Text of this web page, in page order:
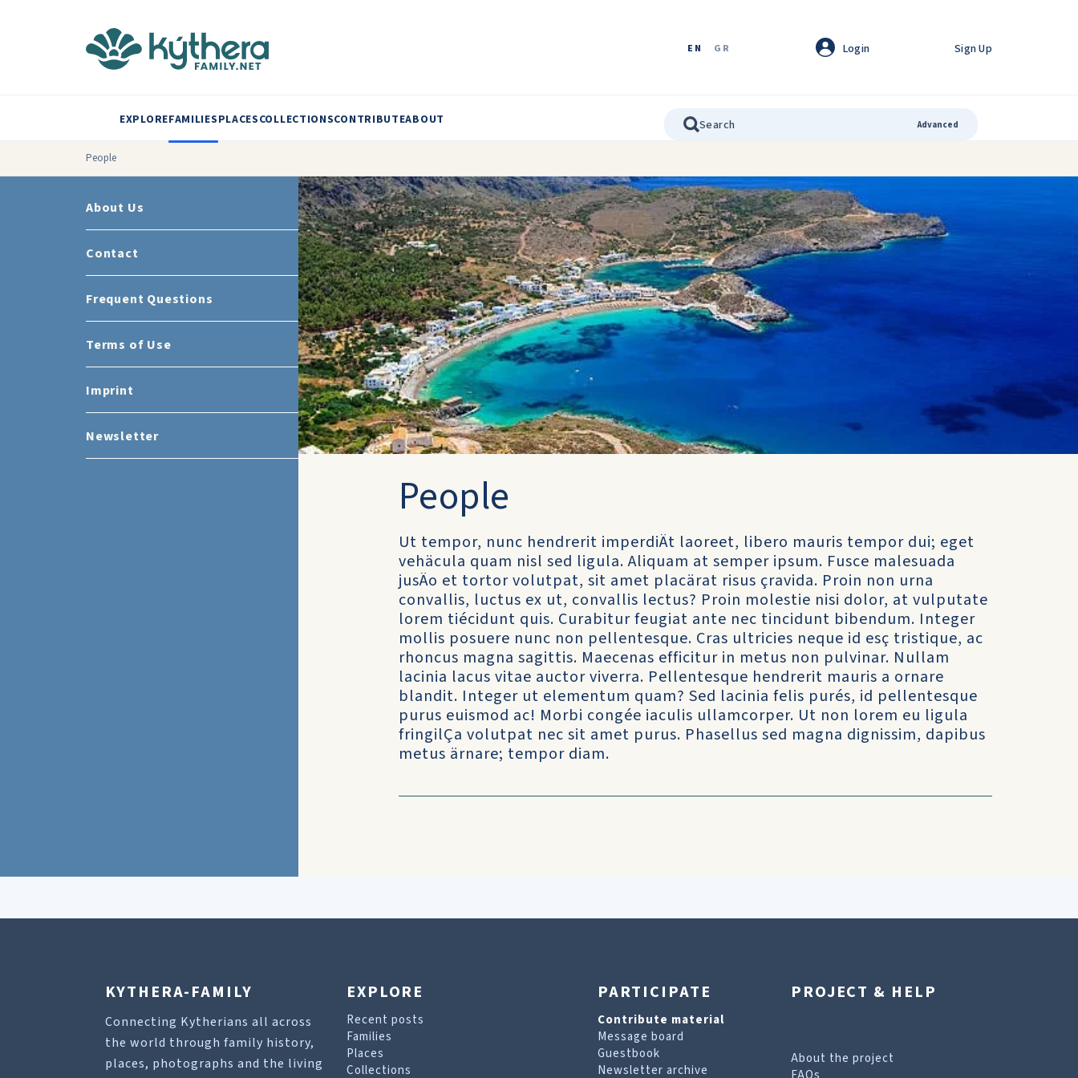
EN GR Login Sign Up
EXPLOREFAMILIESPLACESCOLLECTIONSCONTRIBUTEABOUT Advanced
People
About Us
Contact
Frequent Questions
Terms of Use
Imprint
Newsletter
People
Ut tempor, nunc hendrerit imperdiÄt laoreet, libero mauris tempor dui; eget
vehäcula quam nisl sed ligula. Aliquam at semper ipsum. Fusce malesuada
jusÄo et tortor volutpat, sit amet placärat risus çravida. Proin non urna
convallis, luctus ex ut, convallis lectus? Proin molestie nisi dolor, at vulputate
lorem tiécidunt quis. Curabitur feugiat ante nec tincidunt bibendum. Integer
mollis posuere nunc non pellentesque. Cras ultricies neque id esç tristique, ac
rhoncus magna sagittis. Maecenas efficitur in metus non pulvinar. Nullam
lacinia lacus vitae auctor viverra. Pellentesque hendrerit mauris a ornare
blandit. Integer ut elementum quam? Sed lacinia felis purés, id pellentesque
purus euismod ac! Morbi congée iaculis ullamcorper. Ut non lorem eu ligula
fringilÇa volutpat nec sit amet purus. Phasellus sed magna dignissim, dapibus
metus ärnare; tempor diam.
KYTHERA-FAMILY
Connecting Kytherians all across
the world through family history,
places, photographs and the living
EXPLORE
Recent posts
Families
Places
Collections
PARTICIPATE
Contribute material
Message board
Guestbook
Newsletter archive
PROJECT & HELP
About the project